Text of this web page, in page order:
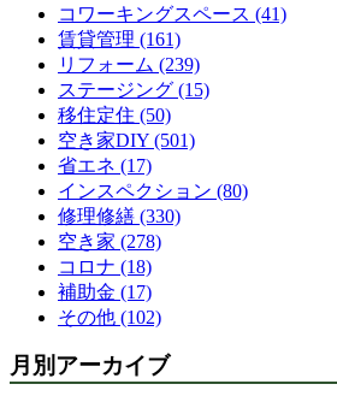
コワーキングスペース (41)
賃貸管理 (161)
リフォーム (239)
ステージング (15)
移住定住 (50)
空き家DIY (501)
省エネ (17)
インスペクション (80)
修理修繕 (330)
空き家 (278)
コロナ (18)
補助金 (17)
その他 (102)
月別アーカイブ